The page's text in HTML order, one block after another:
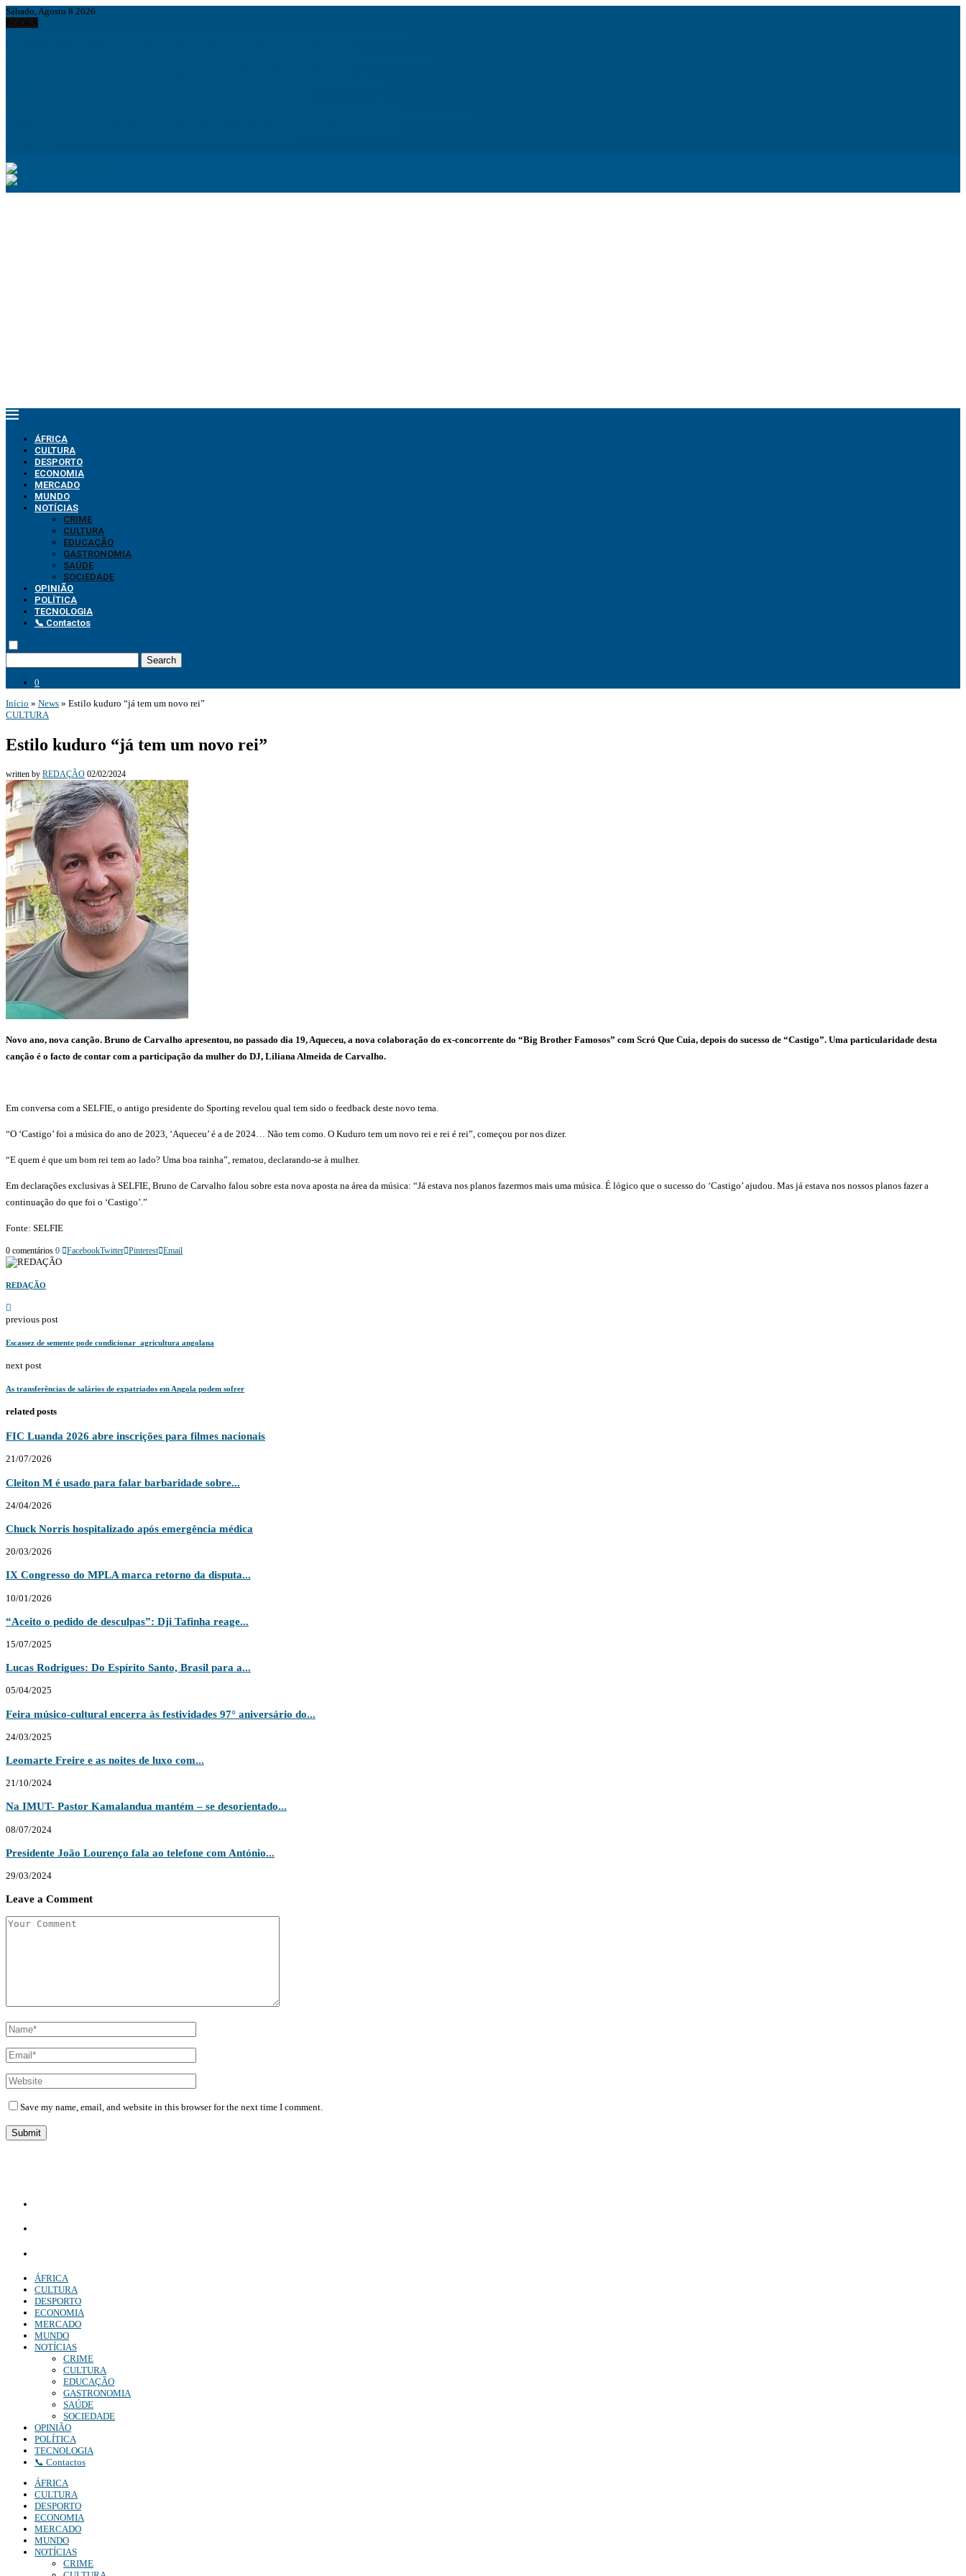
Sábado, Agosto 8 2026
ÁFRICA
CULTURA
DESPORTO
ECONOMIA
MERCADO
MUNDO
NOTÍCIAS
CRIME
CULTURA
EDUCAÇÃO
GASTRONOMIA
SAÚDE
SOCIEDADE
OPINIÃO
POLÍTICA
TECNOLOGIA
📞 Contactos
Search
0
Início » News » Estilo kuduro “já tem um novo rei”
CULTURA
Estilo kuduro “já tem um novo rei”
written by REDAÇÃO 02/02/2024
Novo ano, nova canção. Bruno de Carvalho apresentou, no passado dia 19, Aqueceu, a nova colaboração do ex-concorrente do “Big Brother Famosos” com Scró Que Cuia, depois do sucesso de “Castigo”. Uma particularidade desta
canção é o facto de contar com a participação da mulher do DJ, Liliana Almeida de Carvalho.
Em conversa com a SELFIE, o antigo presidente do Sporting revelou qual tem sido o feedback deste novo tema.
“O ‘Castigo’ foi a música do ano de 2023, ‘Aqueceu’ é a de 2024… Não tem como. O Kuduro tem um novo rei e rei é rei”, começou por nos dizer.
“E quem é que um bom rei tem ao lado? Uma boa rainha”, rematou, declarando-se à mulher.
Em declarações exclusivas à SELFIE, Bruno de Carvalho falou sobre esta nova aposta na área da música: “Já estava nos planos fazermos mais uma música. É lógico que o sucesso do ‘Castigo’ ajudou. Mas já estava nos nossos planos fazer a
continuação do que foi o ‘Castigo’.”
Fonte: SELFIE
0 comentários 0 FacebookTwitter Pinterest Email
REDAÇÃO
previous post
Escassez de semente pode condicionar agricultura angolana
next post
As transferências de salários de expatriados em Angola podem sofrer
related posts
FIC Luanda 2026 abre inscrições para filmes nacionais
21/07/2026
Cleiton M é usado para falar barbaridade sobre...
24/04/2026
Chuck Norris hospitalizado após emergência médica
20/03/2026
IX Congresso do MPLA marca retorno da disputa...
10/01/2026
“Aceito o pedido de desculpas”: Dji Tafinha reage...
15/07/2025
Lucas Rodrigues: Do Espírito Santo, Brasil para a...
05/04/2025
Feira músico-cultural encerra às festividades 97° aniversário do...
24/03/2025
Leomarte Freire e as noites de luxo com...
21/10/2024
Na IMUT- Pastor Kamalandua mantém – se desorientado...
08/07/2024
Presidente João Lourenço fala ao telefone com António...
29/03/2024
Leave a Comment
Save my name, email, and website in this browser for the next time I comment.
ÁFRICA
CULTURA
DESPORTO
ECONOMIA
MERCADO
MUNDO
NOTÍCIAS
CRIME
CULTURA
EDUCAÇÃO
GASTRONOMIA
SAÚDE
SOCIEDADE
OPINIÃO
POLÍTICA
TECNOLOGIA
📞 Contactos
ÁFRICA
CULTURA
DESPORTO
ECONOMIA
MERCADO
MUNDO
NOTÍCIAS
CRIME